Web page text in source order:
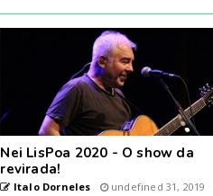
Nei LisPoa 2020 - O show da
revirada!
Italo Dorneles undefined 31, 2019